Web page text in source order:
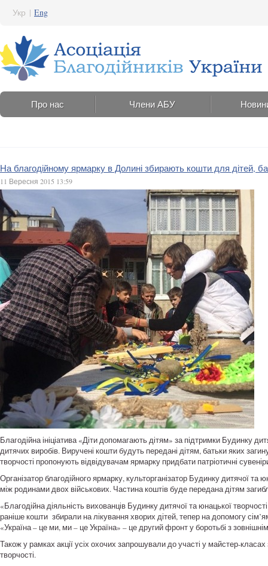
Укр | Eng
Про нас Члени АБУ
На благодійному ярмарку в Долині збирають кошти для дітей,
11 Вересня 2015 13:59
Благодійна ініціатива «Діти допомагають дітям» за підтримки Будинку
дитячих виробів. Виручені кошти будуть передані дітям, батьки яких
творчості пропонують відвідувачам ярмарку придбати патріотичні
Організатор благодійного ярмарку, культорганізатор Будинку дитячої та
між родинами двох військових. Частина коштів буде передана дітям
«Благодійна діяльність вихованців Будинку дитячої та юнацької
раніше кошти збирали на лікування хворих дітей, тепер на допомогу
«Україна – це ми, ми – це Україна» – це другий фронт у боротьбі з
Також у рамках акції усіх охочих запрошували до участі у майстер-
творчості.